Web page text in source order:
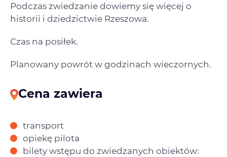
Podczas zwiedzanie dowiemy się więcej o
historii i dziedzictwie Rzeszowa.
Czas na posiłek.
Planowany powrót w godzinach wieczornych.
Cena zawiera
transport
opiekę pilota
bilety wstępu do zwiedzanych obiektów: